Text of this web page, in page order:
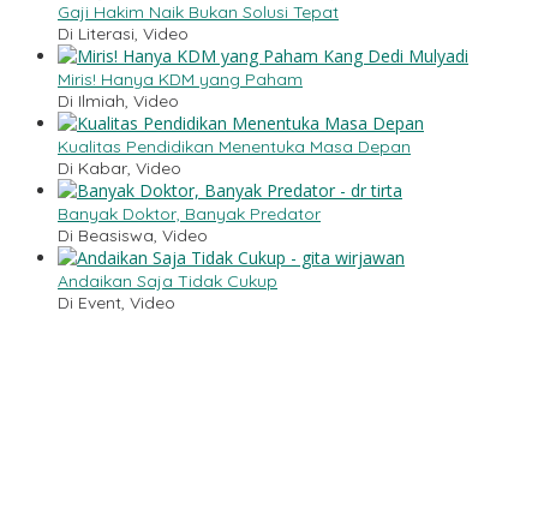
Gaji Hakim Naik Bukan Solusi Tepat
Di Literasi, Video
Miris! Hanya KDM yang Paham
Di Ilmiah, Video
Kualitas Pendidikan Menentuka Masa Depan
Di Kabar, Video
Banyak Doktor, Banyak Predator
Di Beasiswa, Video
Andaikan Saja Tidak Cukup
Di Event, Video